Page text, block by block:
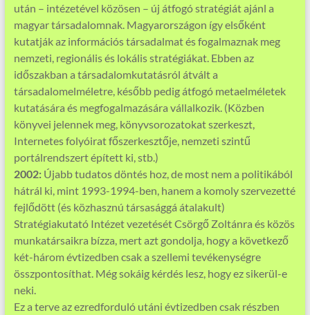
után – intézetével közösen – új átfogó stratégiát ajánl a
magyar társadalomnak. Magyarországon így elsőként
kutatják az információs társadalmat és fogalmaznak meg
nemzeti, regionális és lokális stratégiákat. Ebben az
időszakban a társadalomkutatásról átvált a
társadalomelméletre, később pedig átfogó metaelméletek
kutatására és megfogalmazására vállalkozik. (Közben
könyvei jelennek meg, könyvsorozatokat szerkeszt,
Internetes folyóirat főszerkesztője, nemzeti szintű
portálrendszert épített ki, stb.)
2002: Újabb tudatos döntés hoz, de most nem a politikából
hátrál ki, mint 1993-1994-ben, hanem a komoly szervezetté
fejlődött (és közhasznú társasággá átalakult)
Stratégiakutató Intézet vezetését Csörgő Zoltánra és közös
munkatársaikra bízza, mert azt gondolja, hogy a következő
két-három évtizedben csak a szellemi tevékenységre
összpontosíthat. Még sokáig kérdés lesz, hogy ez sikerül-e
neki.
Ez a terve az ezredforduló utáni évtizedben csak részben